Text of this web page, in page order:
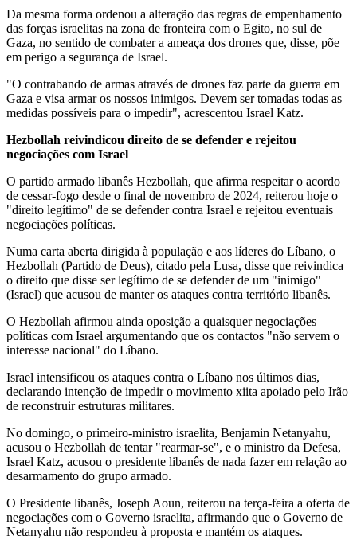
Da mesma forma ordenou a alteração das regras de empenhamento
das forças israelitas na zona de fronteira com o Egito, no sul de
Gaza, no sentido de combater a ameaça dos drones que, disse, põe
em perigo a segurança de Israel.
"O contrabando de armas através de drones faz parte da guerra em
Gaza e visa armar os nossos inimigos. Devem ser tomadas todas as
medidas possíveis para o impedir", acrescentou Israel Katz.
Hezbollah reivindicou direito de se defender e rejeitou
negociações com Israel
O partido armado libanês Hezbollah, que afirma respeitar o acordo
de cessar-fogo desde o final de novembro de 2024, reiterou hoje o
"direito legítimo" de se defender contra Israel e rejeitou eventuais
negociações políticas.
Numa carta aberta dirigida à população e aos líderes do Líbano, o
Hezbollah (Partido de Deus), citado pela Lusa, disse que reivindica
o direito que disse ser legítimo de se defender de um "inimigo"
(Israel) que acusou de manter os ataques contra território libanês.
O Hezbollah afirmou ainda oposição a quaisquer negociações
políticas com Israel argumentando que os contactos "não servem o
interesse nacional" do Líbano.
Israel intensificou os ataques contra o Líbano nos últimos dias,
declarando intenção de impedir o movimento xiita apoiado pelo Irão
de reconstruir estruturas militares.
No domingo, o primeiro-ministro israelita, Benjamin Netanyahu,
acusou o Hezbollah de tentar "rearmar-se", e o ministro da Defesa,
Israel Katz, acusou o presidente libanês de nada fazer em relação ao
desarmamento do grupo armado.
O Presidente libanês, Joseph Aoun, reiterou na terça-feira a oferta de
negociações com o Governo israelita, afirmando que o Governo de
Netanyahu não respondeu à proposta e mantém os ataques.